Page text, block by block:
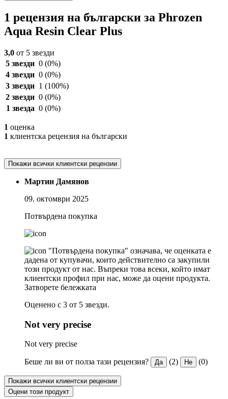
1 рецензия на български за Phrozen
Aqua Resin Clear Plus
3,0 от 5 звезди
5 звезди 0 (0%)
4 звезди 0 (0%)
3 звезди 1 (100%)
2 звезди 0 (0%)
1 звезда 0 (0%)
1 оценка
1 клиентска рецензия на български
Покажи всички клиентски рецензии
Мартин Дамянов
09. октомври 2025
Потвърдена покупка
"Потвърдена покупка" означава, че оценката е
дадена от купувачи, които действително са закупили
този продукт от нас. Въпреки това всеки, който имат
клиентски профил при нас, може да оцени продукта.
Затворете бележката
Оценено с 3 от 5 звезди.
Not very precise
Not very precise
Беше ли ви от полза тази рецензия? Да (2) Не (0)
Покажи всички клиентски рецензии
Оцени този продукт